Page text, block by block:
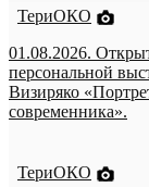
ТериОКО
01.08.2026.
персональной
Визиряко
современника».
ТериОКО